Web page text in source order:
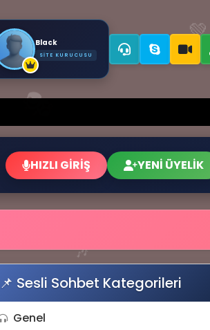
💚
🎭
🎶
Black
SITE KURUCUSU
HIZLI GİRİŞ YENİ ÜYELİK
📌 Sesli Sohbet Kategorileri
Genel